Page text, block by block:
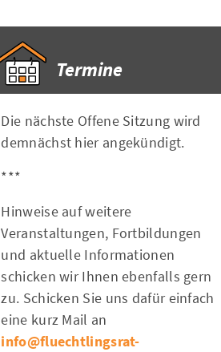
Termine
Die nächste Offene Sitzung wird
demnächst hier angekündigt.
***
Hinweise auf weitere
Veranstaltungen, Fortbildungen
und aktuelle Informationen
schicken wir Ihnen ebenfalls gern
zu. Schicken Sie uns dafür einfach
eine kurz Mail an
info@fluechtlingsrat-